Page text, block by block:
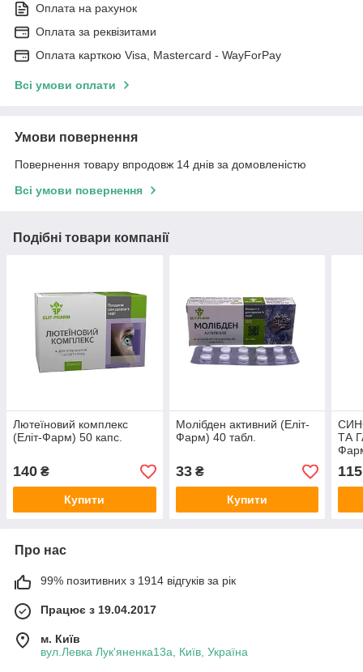
Оплата на рахунок
Оплата за реквізитами
Оплата карткою Visa, Mastercard - WayForPay
Всі умови оплати
Умови повернення
Повернення товару впродовж 14 днів за домовленістю
Всі умови повернення
Подібні товари компанії
Лютеїновий комплекс
(Еліт-Фарм) 50 капс.
140 ₴
Купити
Молібден активний (Еліт-
Фарм) 40 табл.
33₴
Купити
ТА
115
Про нас
99% позитивних з 1914 відгуків за рік
Працює з 19.04.2017
м. Київ
вул.Левка Лук'яненка13а, Київ, Україна